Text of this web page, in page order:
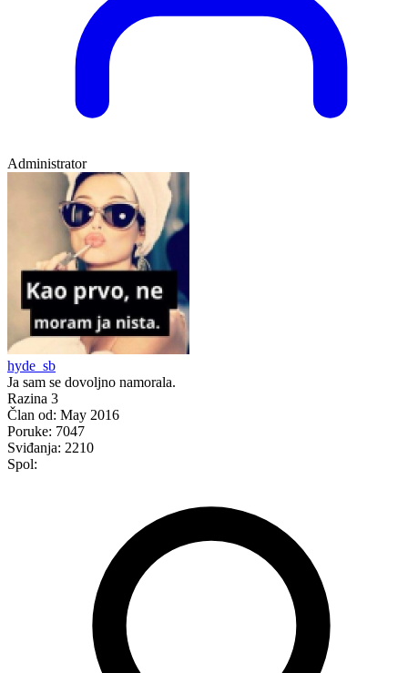
Administrator
hyde_sb
Ja sam se dovoljno namorala.
Razina 3
Član od: May 2016
Poruke: 7047
Sviđanja: 2210
Spol: